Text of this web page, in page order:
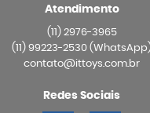
Atendimento
(11)2976-3965
(11) 99223-2530
contato@ittoys.com.br
Redes Sociais